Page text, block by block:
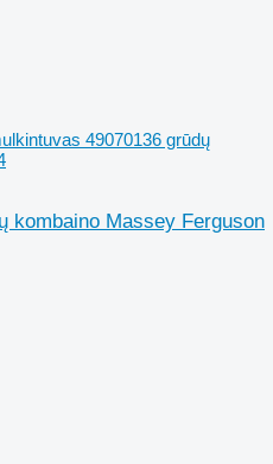
49070136 grūdų
kombaino Massey Ferguson